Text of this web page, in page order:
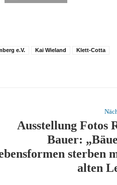
e.V. Kai Wieland Klett-Cotta
Ausstellung Fotos
Bauer:
sterben
alten